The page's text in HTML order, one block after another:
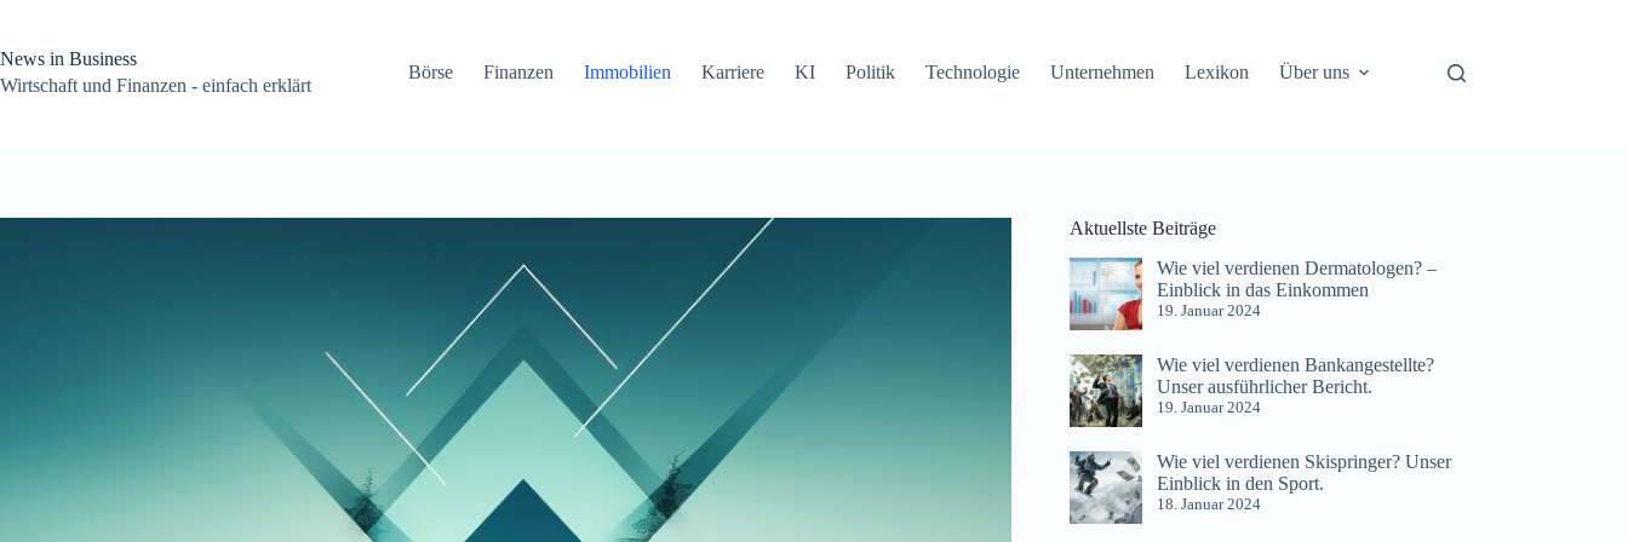
springen
News in Business
Wirtschaft und Finanzen - einfach erklärt
Börse Finanzen Immobilien Karriere KI Politik Technologie Unternehmen Lexikon Über uns
Aktuellste Beiträge
Wie viel verdienen Dermatologen? –
Einblick in das Einkommen
19. Januar 2024
Wie viel verdienen Bankangestellte?
Unser ausführlicher Bericht.
19. Januar 2024
Wie viel verdienen Skispringer? Unser
Einblick in den Sport.
18. Januar 2024